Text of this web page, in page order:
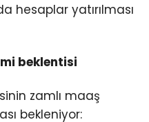
hesaplar yatırılması
beklentisi
zamlı maaş
bekleniyor: